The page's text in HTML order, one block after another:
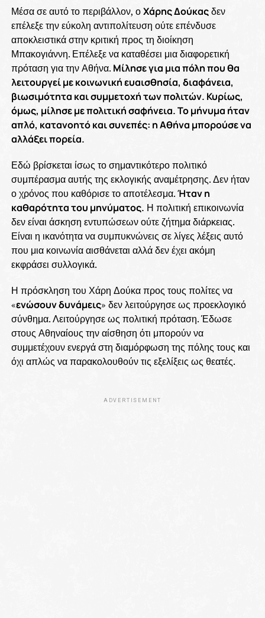
Μέσα σε αυτό το περιβάλλον, οΧάρης Δούκαςδεν
επέλεξε την εύκολη αντιπολίτευση ούτε επένδυσε
αποκλειστικά στην κριτική προς τη διοίκηση
Μπακογιάννη. Επέλεξε να καταθέσει μια διαφορετική
πρόταση για την Αθήνα. Μίλησε για μια πόλη που θα
λειτουργεί με κοινωνική ευαισθησία, διαφάνεια,
βιωσιμότητα και συμμετοχή των πολιτών. Κυρίως,
όμως, μίλησε με πολιτική σαφήνεια. Το μήνυμα ήταν
απλό, κατανοητό και συνεπές: η Αθήνα μπορούσε να
αλλάξει πορεία.
Εδώ βρίσκεται ίσως το σημαντικότερο πολιτικό
συμπέρασμα αυτής της εκλογικής αναμέτρησης. Δεν ήταν
ο χρόνος που καθόρισε το αποτέλεσμα.Ήταν η
καθαρότητα του μηνύματος. Η πολιτική επικοινωνία
δεν είναι άσκηση εντυπώσεων ούτε ζήτημα διάρκειας.
Είναι η ικανότητα να συμπυκνώνεις σε λίγες λέξεις αυτό
που μια κοινωνία αισθάνεται αλλά δεν έχει ακόμη
εκφράσει συλλογικά.
Η πρόσκληση του Χάρη Δούκα προς τους πολίτες να
«ενώσουν δυνάμεις» δεν λειτούργησε ως προεκλογικό
σύνθημα. Λειτούργησε ως πολιτική πρόταση. Έδωσε
στους Αθηναίους την αίσθηση ότι μπορούν να
συμμετέχουν ενεργά στη διαμόρφωση της πόλης τους και
όχι απλώς να παρακολουθούν τις εξελίξεις ως θεατές.
ADVERTISEMENT